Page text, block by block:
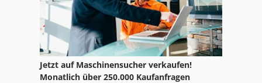
Kaeser M 45
Kaeser M 50
Kaeser M17
Jetzt auf Maschinensucher verkaufen!
Monatlich über 250.000 Kaufanfragen